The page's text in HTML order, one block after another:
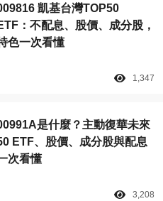
凱基台灣TOP50
：不配息、股價、成分股，
色一次看懂
1,347
是什麼？主動復華未來
ETF、股價、成分股與配息
次看懂
3,208